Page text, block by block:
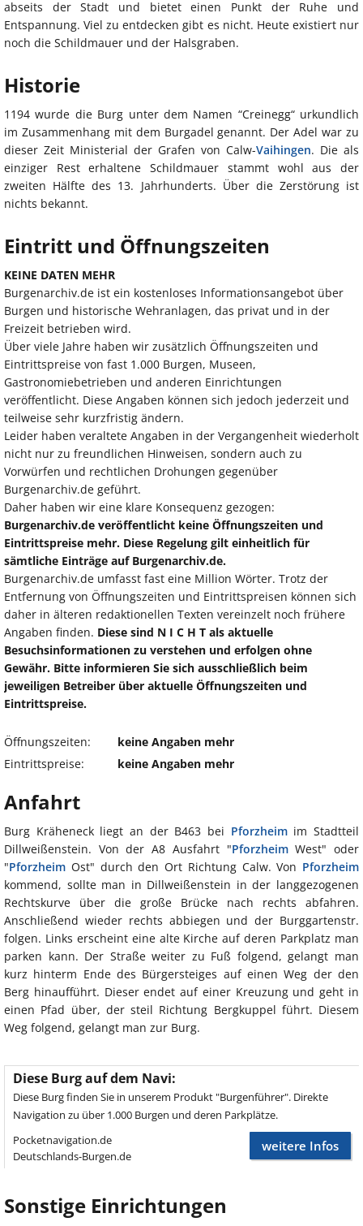
abseits der Stadt und bietet einen Punkt der Ruhe und
Entspannung. Viel zu entdecken gibt es nicht. Heute existiert nur
noch die Schildmauer und der Halsgraben.
Historie
1194 wurde die Burg unter dem Namen “Creinegg“ urkundlich
im Zusammenhang mit dem Burgadel genannt. Der Adel war zu
dieser Zeit Ministerial der Grafen von Calw-Vaihingen. Die als
einziger Rest erhaltene Schildmauer stammt wohl aus der
zweiten Hälfte des 13. Jahrhunderts. Über die Zerstörung ist
nichts bekannt.
Eintritt und Öffnungszeiten
KEINE DATEN MEHR
Burgenarchiv.de ist ein kostenloses Informationsangebot über
Burgen und historische Wehranlagen, das privat und in der
Freizeit betrieben wird.
Über viele Jahre haben wir zusätzlich Öffnungszeiten und
Eintrittspreise von fast 1.000 Burgen, Museen,
Gastronomiebetrieben und anderen Einrichtungen
veröffentlicht. Diese Angaben können sich jedoch jederzeit und
teilweise sehr kurzfristig ändern.
Leider haben veraltete Angaben in der Vergangenheit wiederholt
nicht nur zu freundlichen Hinweisen, sondern auch zu
Vorwürfen und rechtlichen Drohungen gegenüber
Burgenarchiv.de geführt.
Daher haben wir eine klare Konsequenz gezogen:
Burgenarchiv.de veröffentlicht keine Öffnungszeiten und
Eintrittspreise mehr. Diese Regelung gilt einheitlich für
sämtliche Einträge auf Burgenarchiv.de.
Burgenarchiv.de umfasst fast eine Million Wörter. Trotz der
Entfernung von Öffnungszeiten und Eintrittspreisen können sich
daher in älteren redaktionellen Texten vereinzelt noch frühere
Angaben finden. Diese sind N I C H T als aktuelle
Besuchsinformationen zu verstehen und erfolgen ohne
Gewähr. Bitte informieren Sie sich ausschließlich beim
jeweiligen Betreiber über aktuelle Öffnungszeiten und
Eintrittspreise.
Öffnungszeiten:
keine Angaben mehr
Eintrittspreise:
keine Angaben mehr
Anfahrt
Burg Kräheneck liegt an der B463 bei Pforzheimim Stadtteil
Dillweißenstein. Von der A8 Ausfahrt "PforzheimWest" oder
"Pforzheim Ost" durch den Ort Richtung Calw. Von Pforzheim
kommend, sollte man in Dillweißenstein in der langgezogenen
Rechtskurve über die große Brücke nach rechts abfahren.
Anschließend wieder rechts abbiegen und der Burggartenstr.
folgen. Links erscheint eine alte Kirche auf deren Parkplatz man
parken kann. Der Straße weiter zu Fuß folgend, gelangt man
kurz hinterm Ende des Bürgersteiges auf einen Weg der den
Berg hinaufführt. Dieser endet auf einer Kreuzung und geht in
einen Pfad über, der steil Richtung Bergkuppel führt. Diesem
Weg folgend, gelangt man zur Burg.
Diese Burg auf dem Navi:
Diese Burg finden Sie in unserem Produkt "Burgenführer". Direkte
Navigation zu über 1.000 Burgen und deren Parkplätze.
Pocketnavigation.de
Deutschlands-Burgen.de
weitere Infos
Sonstige Einrichtungen